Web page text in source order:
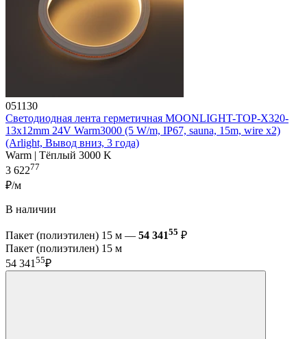
051130
Светодиодная лента герметичная MOONLIGHT-TOP-X320-
13x12mm 24V Warm3000 (5 W/m, IP67, sauna, 15m, wire x2)
(Arlight, Вывод вниз, 3 года)
Warm | Тёплый 3000 K
3 62277
₽/м
В наличии
Пакет (полиэтилен) 15 м — 54 34155 ₽
Пакет (полиэтилен) 15 м
54 34155₽